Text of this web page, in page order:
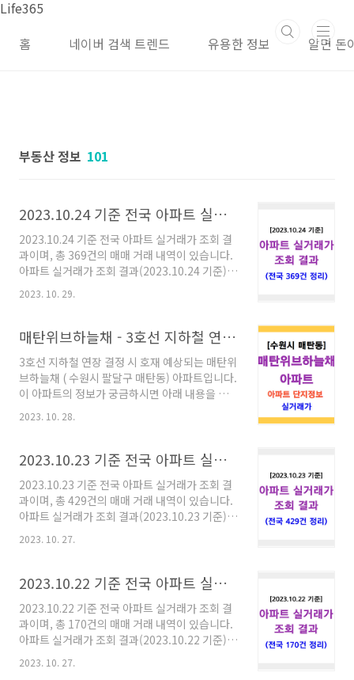
본문 바로가기
Life365
홈
네이버 검색 트렌드 유용한 정보 알면 돈
부동산 정보 101
2023.10.24 기준 전국 아파트 실거래가 조회
2023.10.24 기준 전국 아파트 실거래가 조회 결
과이며, 총 369건의 매매 거래 내역이 있습니다.
아파트 실거래가 조회 결과(2023.10.24 기준)
※ 거래 일자 : 2023년 10월 24일 ※ 거래 건수 :
369건 ※ 자료 순서 : 지역은 가나다 순이고, 내역
금액(만원)" 순서입니다. ※ 아파트 실거래가 자
데이터" 자료를 추출하여 정리하였으며, 아파트
실거래가 공개시스템에서도 확인 가능합니다. 아
파트 실거래가 공개시스템 ※ 서울(16), 부산
(21), 대구(22), 인천(11), 광주(12), 대전(12),
2023. 10. 29.
매탄위브하늘채 - 3호선 지하철 연장 시 호재
3호선 지하철 연장 결정 시 호재 예상되는 매탄위
브하늘채 ( 수원시 팔달구 매탄동) 아파트입니다.
이 아파트의 정보가 궁금하시면 아래 내용을 참
고하세요. 매탄위브하늘채 아파트 단지 정보 매
탄위브하늘채의 거주 승인월은 2008년 05월이
브하늘채 아파트 [16543] 경기도 수원시 영통구
gu, Suwon-si, Gyeonggi-do 경기도 수원시
영통구 매탄동 1352 총 35개동, 총 3,391세대
(2008.05.09 사용승인) 총 3,973대 주차 가능
(지상: 680대 / 지하: 3,293대) 지역난방 방식
2023. 10. 28.
2023.10.23 기준 전국 아파트 실거래가 조회 결과
2023.10.23 기준 전국 아파트 실거래가 조회 결
과이며, 총 429건의 매매 거래 내역이 있습니다.
아파트 실거래가 조회 결과(2023.10.23 기준)
※ 거래 일자 : 2023년 10월 23일 ※ 거래 건수 :
429건 ※ 자료 순서 : 지역은 가나다 순이고, 내역
금액(만원)" 순서입니다. ※ 아파트 실거래가 자
료는 "공공데이터포털 국토부 아파트실거래가
데이터" 자료를 추출하여 정리하였으며, 아파트
실거래가 공개시스템에서도 확인 가능합니다. 아
파트 실거래가 공개시스템 ※ 서울(14), 부산
(30), 대구(26), 인천(17), 광주(20), 대전(17),
2023. 10. 27.
2023.10.22 기준 전국 아파트 실거래가 조회 결과
2023.10.22 기준 전국 아파트 실거래가 조회 결
과이며, 총 170건의 매매 거래 내역이 있습니다.
아파트 실거래가 조회 결과(2023.10.22 기준)
170건 ※ 자료 순서 : 지역은 가나다 순이고, 내역
2023. 10. 27.